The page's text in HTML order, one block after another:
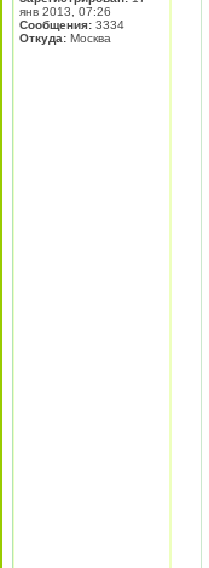
янв 2013, 07:26
Сообщения: 3334
Откуда: Москва